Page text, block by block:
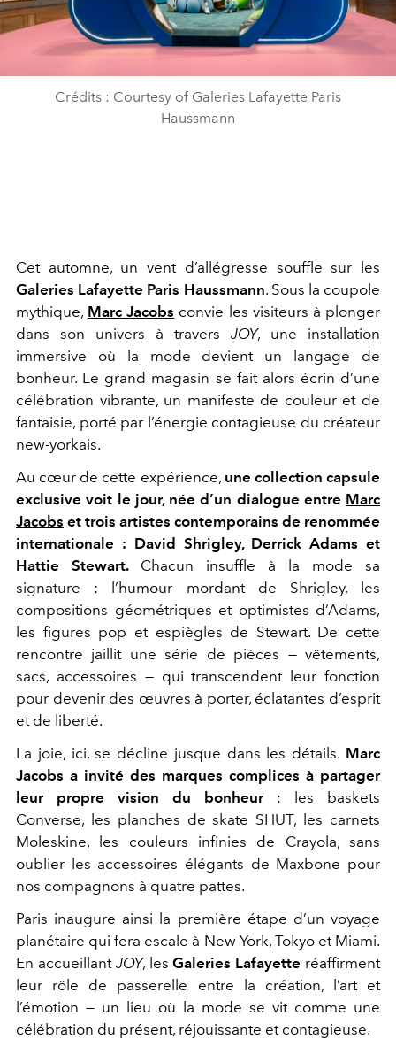
Crédits : Courtesy of Galeries Lafayette Paris
Haussmann
Cet automne, un vent d’allégresse souffle sur les
Galeries Lafayette Paris Haussmann. Sous la coupole
mythique, Marc Jacobs convie les visiteurs à plonger
dans son univers à travers JOY, une installation
immersive où la mode devient un langage de
bonheur. Le grand magasin se fait alors écrin d’une
célébration vibrante, un manifeste de couleur et de
fantaisie, porté par l’énergie contagieuse du créateur
new-yorkais.
Au cœur de cette expérience, une collection capsule
exclusive voit le jour, née d’un dialogue entre Marc
Jacobs et trois artistes contemporains de renommée
internationale : David Shrigley, Derrick Adams et
Hattie Stewart. Chacun insuffle à la mode sa
signature : l’humour mordant de Shrigley, les
compositions géométriques et optimistes d’Adams,
les figures pop et espiègles de Stewart. De cette
rencontre jaillit une série de pièces — vêtements,
sacs, accessoires — qui transcendent leur fonction
pour devenir des œuvres à porter, éclatantes d’esprit
et de liberté.
La joie, ici, se décline jusque dans les détails. Marc
Jacobs a invité des marques complices à partager
leur propre vision du bonheur: les baskets
Converse, les planches de skate SHUT, les carnets
Moleskine, les couleurs infinies de Crayola, sans
oublier les accessoires élégants de Maxbone pour
nos compagnons à quatre pattes.
Paris inaugure ainsi la première étape d’un voyage
planétaire qui fera escale à New York, Tokyo et Miami.
En accueillant JOY, lesGaleries Lafayette réaffirment
leur rôle de passerelle entre la création, l’art et
l’émotion — un lieu où la mode se vit comme une
célébration du présent, réjouissante et contagieuse.